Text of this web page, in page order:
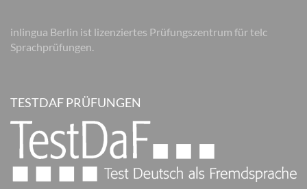
inlingua Berlin ist lizenziertes Prüfungszentrum für telc
Sprachprüfungen.
TESTDAF PRÜFUNGEN